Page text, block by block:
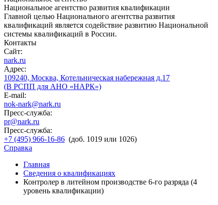
Национальное агентство развития квалификации
Главной целью Национального агентства развития
квалификаций является содействие развитию Национальной
системы квалификаций в России.
Контакты
Сайт:
nark.ru
Адрес:
109240, Москва, Котельническая набережная д.17
(В РСПП для АНО «НАРК»)
E-mail:
nok-nark@nark.ru
Пресс-служба:
pr@nark.ru
Пресс-служба:
+7 (495) 966-16-86 (доб. 1019 или 1026)
Справка
Главная
Сведения о квалификациях
Контролер в литейном производстве 6-го разряда (4
уровень квалификации)